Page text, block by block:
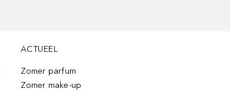
ACTUEEL
Zomer parfum
Zomer make-up